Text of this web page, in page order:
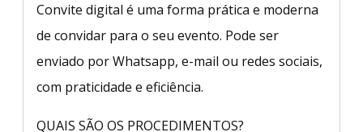
Convite digital é uma forma prática e moderna
de convidar para o seu evento. Pode ser
enviado por Whatsapp, e-mail ou redes sociais,
com praticidade e eficiência.
QUAIS SÃO OS PROCEDIMENTOS?